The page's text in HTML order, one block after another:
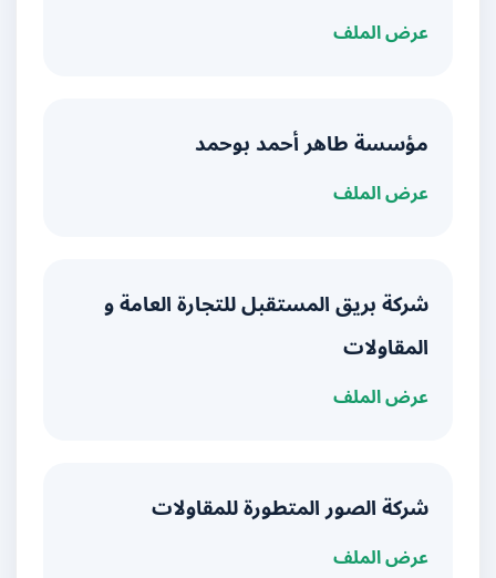
عرض الملف
مؤسسة طاهر أحمد بوحمد
عرض الملف
شركة بريق المستقبل للتجارة العامة و
المقاولات
عرض الملف
شركة الصور المتطورة للمقاولات
عرض الملف